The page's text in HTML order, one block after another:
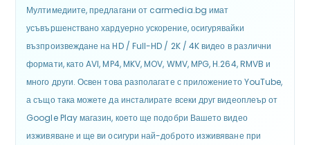
Мултимедиите, предлагани от carmedia.bg имат
усъвършенствано хардуерно ускорение, осигурявайки
възпроизвеждане на HD / Full-HD / 2K / 4K видео в различни
формати, като AVI, MP4, MKV, MOV, WMV, MPG, H.264, RMVB и
много други. Освен това разполагате с приложението YouTube,
а също така можете да инсталирате всеки друг видеоплеър от
Google Play магазин, което ще подобри Вашето видео
изживяване и ще ви осигури най-доброто изживяване при